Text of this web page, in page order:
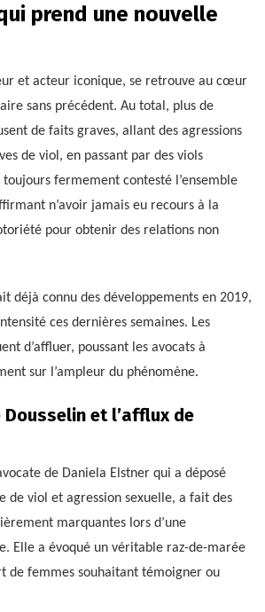
prend une nouvelle
et acteur iconique, se retrouve au cœur
sans précédent. Au total, plus de
de faits graves, allant des agressions
de viol, en passant par des viols
toujours fermement contesté l’ensemble
n’avoir jamais eu recours à la
pour obtenir des relations non
déjà connu des développements en 2019,
ces dernières semaines. Les
d’affluer, poussant les avocats à
sur l’ampleur du phénomène.
Dousselin et l’afflux de
de Daniela Elstner qui a déposé
de viol et agression sexuelle, a fait des
marquantes lors d’une
Elle a évoqué un véritable raz-de-marée
de femmes souhaitant témoigner ou